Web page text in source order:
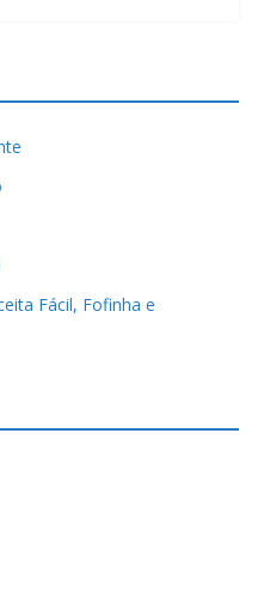
Fácil, Fofinha e